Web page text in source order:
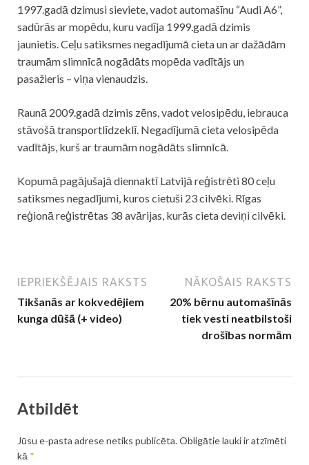
1997.gadā dzimusi sieviete, vadot automašīnu “Audi A6”,
sadūrās ar mopēdu, kuru vadīja 1999.gadā dzimis
jaunietis. Ceļu satiksmes negadījumā cieta un ar dažādām
traumām slimnīcā nogādāts mopēda vadītājs un
pasažieris – viņa vienaudzis.
Raunā 2009.gadā dzimis zēns, vadot velosipēdu, iebrauca
stāvošā transportlīdzeklī. Negadījumā cieta velosipēda
vadītājs, kurš ar traumām nogādāts slimnīcā.
Kopumā pagājušajā diennaktī Latvijā reģistrēti 80 ceļu
satiksmes negadījumi, kuros cietuši 23 cilvēki. Rīgas
reģionā reģistrētas 38 avārijas, kurās cieta deviņi cilvēki.
IEPRIEKŠĒJAIS RAKSTS
Tikšanās ar kokvedējiem
kunga dūšā (+ video)
NĀKOŠAIS RAKSTS
20% bērnu automašīnās
tiek vesti neatbilstoši
drošības normām
Atbildēt
Jūsu e-pasta adrese netiks publicēta.Obligātie lauki ir atzīmēti
kā *